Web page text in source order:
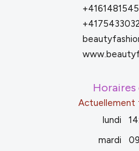
Horaires
Actuellement
lundi
mardi